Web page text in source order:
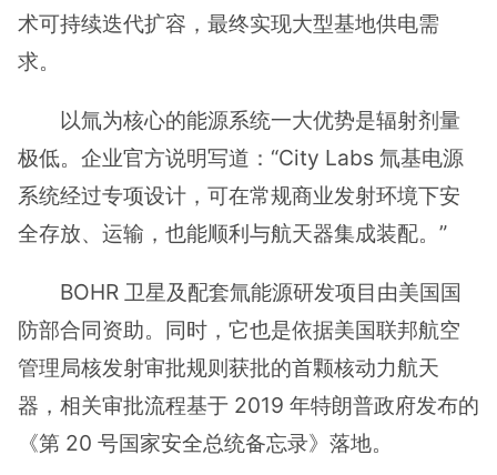
术可持续迭代扩容，最终实现大型基地供电需
求。
以氚为核心的能源系统一大优势是辐射剂量
极低。企业官方说明写道：“City Labs 氚基电源
系统经过专项设计，可在常规商业发射环境下安
全存放、运输，也能顺利与航天器集成装配。”
BOHR 卫星及配套氚能源研发项目由美国国
防部合同资助。同时，它也是依据美国联邦航空
管理局核发射审批规则获批的首颗核动力航天
器，相关审批流程基于 2019 年特朗普政府发布的
《第 20 号国家安全总统备忘录》落地。